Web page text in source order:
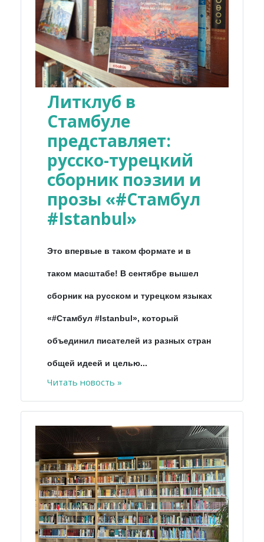
Литклуб в
Стамбуле
представляет:
русско-турецкий
сборник поэзии и
прозы «#Стамбул
#Istanbul»
Это впервые в таком формате и в
таком масштабе! В сентябре вышел
сборник на русском и турецком языках
«#Стамбул #Istanbul», который
объединил писателей из разных стран
общей идеей и целью...
Читать новость »